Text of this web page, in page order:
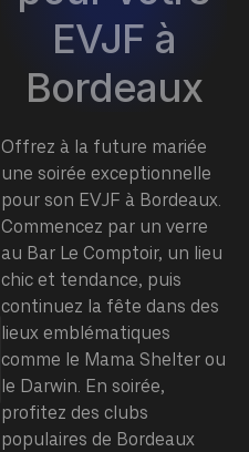
EVJF à
Bordeaux
Offrez à la future mariée
une soirée exceptionnelle
pour son EVJF à Bordeaux.
Commencez par un verre
au Bar Le Comptoir, un lieu
chic et tendance, puis
continuez la fête dans des
lieux emblématiques
comme le Mama Shelter ou
le Darwin. En soirée,
profitez des clubs
populaires de Bordeaux